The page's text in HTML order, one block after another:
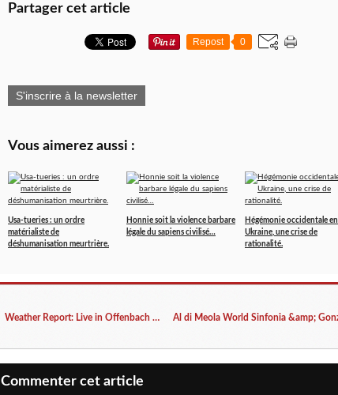
Partager cet article
Repost 0
S'inscrire à la newsletter
Vous aimerez aussi :
Usa-tueries : un ordre
matérialiste de
déshumanisation meurtrière.
Honnie soit la violence barbare
légale du sapiens civilisé…
Hégémonie occidentale en
Ukraine, une crise de
rationalité.
Weather Report: Live in Offenbach 1978
Commenter cet article